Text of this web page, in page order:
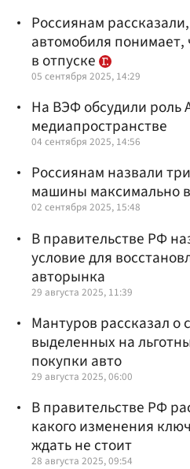
Россиянам
автомобиля понимает,
в отпуске
05 сентября 2025, 14:29
На ВЭФ обсудили роль
медиапространстве
04 сентября 2025, 14:56
Россиянам назвали
машины максимально
02 сентября 2025, 15:48
В правительстве РФ
условие для
авторынка
29 августа 2025, 11:39
Мантуров рассказал о
выделенных на
покупки авто
29 августа 2025, 06:00
В правительстве РФ
какого изменения
ждать не стоит
28 августа 2025, 09:54